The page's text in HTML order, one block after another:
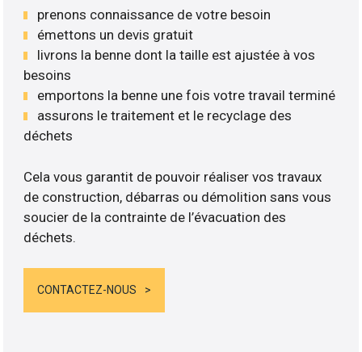
prenons connaissance de votre besoin
émettons un devis gratuit
livrons la benne dont la taille est ajustée à vos
besoins
emportons la benne une fois votre travail terminé
assurons le traitement et le recyclage des
déchets
Cela vous garantit de pouvoir réaliser vos travaux
de construction, débarras ou démolition sans vous
soucier de la contrainte de l’évacuation des
déchets.
CONTACTEZ-NOUS